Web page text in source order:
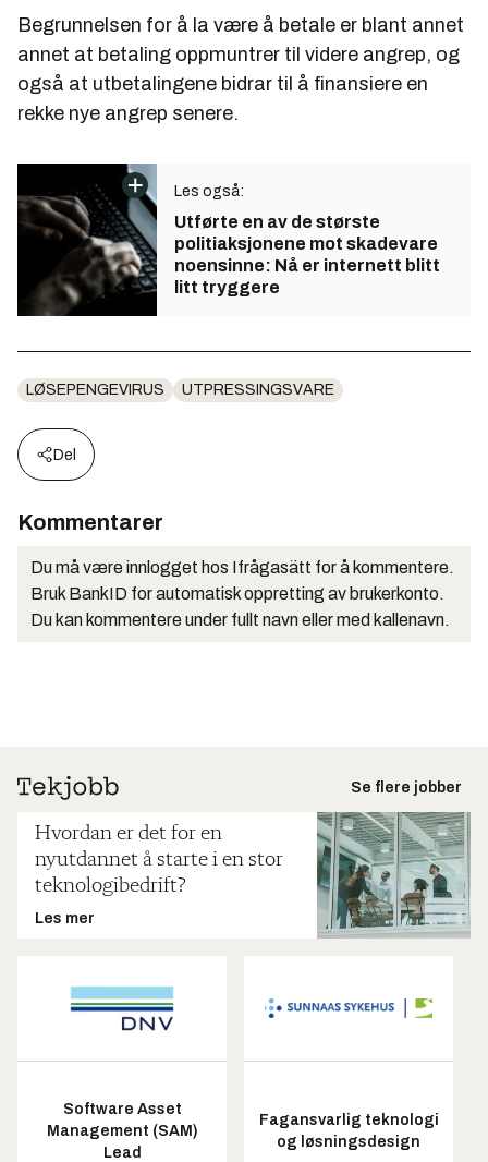
Begrunnelsen for å la være å betale er blant annet
annet at betaling oppmuntrer til videre angrep, og
også at utbetalingene bidrar til å finansiere en
rekke nye angrep senere.
Les også:
Utførte en av de største
politiaksjonene mot skadevare
noensinne: Nå er internett blitt
litt tryggere
LØSEPENGEVIRUS UTPRESSINGSVARE
Del
Kommentarer
Du må være innlogget hos Ifrågasätt for å kommentere.
Bruk BankID for automatisk oppretting av brukerkonto.
Du kan kommentere under fullt navn eller med kallenavn.
Se flere jobber
Hvordan er det for en
nyutdannet å starte i en stor
teknologibedrift?
Les mer
Software Asset
Management (SAM)
Lead
Fagansvarlig teknologi
og løsningsdesign